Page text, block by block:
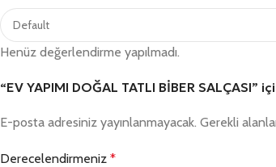
Henüz değerlendirme yapılmadı.
“EV YAPIMI DOĞAL TATLI BİBER
E-posta adresiniz yayınlanmayacak. Gerekli
Derecelendirmeniz *